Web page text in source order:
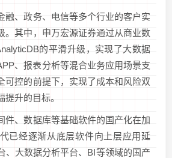
融、政务、电信等多个行业的客户实
。其中，申万宏源证券通过从商业数
的平滑升级，实现了大数据
、报表分析等混合业务应用场景支
可控的前提下，实现了成本和风险双
提升的目标。
件、数据库等基础软件的国产化在加
已经逐渐从底层软件向上层应用延
、大数据分析平台、BI等领域的国产